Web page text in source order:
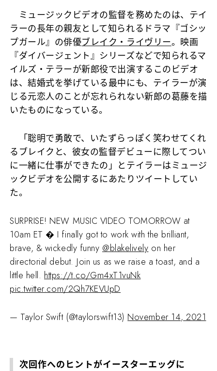
ミュージックビデオの監督を務めたのは、テイ
ラーの長年の親友として知られるドラマ『ゴシッ
プガール』の俳優ブレイク・ライヴリー。映画
『ダイバージェント』シリーズなどで知られるマ
イルズ・テラーが新郎役で出演するこのビデオ
は、結婚式を挙げている最中にも、テイラーが演
じる元恋人のことが忘れられない新郎の葛藤を描
いたものになっている。
「聡明で勇敢で、いたずらっぽく笑わせてくれ
るブレイクと、彼女の監督デビューに際してつい
に一緒に仕事ができたの」とテイラーはミュージ
ックビデオを公開するにあたりツイートしてい
た。
SURPRISE! NEW MUSIC VIDEO TOMORROW at
10am ET � I finally got to work with the brilliant,
brave, & wickedly funny @blakelivelyon her
directorial debut. Join us as we raise a toast, and a
little hell.https://t.co/Gm4xT1vuNk
pic.twitter.com/2Qh7KEVUpD
— Taylor Swift (@taylorswift13)November 14, 2021
次回作へのヒントがイースターエッグに